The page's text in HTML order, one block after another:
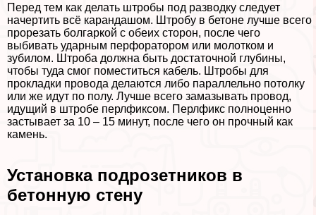
Перед тем как делать штробы под разводку следует
начертить всё карандашом. Штробу в бетоне лучше всего
прорезать болгаркой с обеих сторон, после чего
выбивать ударным перфоратором или молотком и
зубилом. Штроба должна быть достаточной глубины,
чтобы туда смог поместиться кабель. Штробы для
прокладки провода делаются либо параллельно потолку
или же идут по полу. Лучше всего замазывать провод,
идущий в штробе перлфиксом. Перлфикс полноценно
застывает за 10 – 15 минут, после чего он прочный как
камень.
Установка подрозетников в
бетонную стену